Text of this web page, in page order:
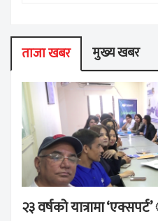
ताजा खबर मुख्य खबर
२३ वर्षको यात्रामा